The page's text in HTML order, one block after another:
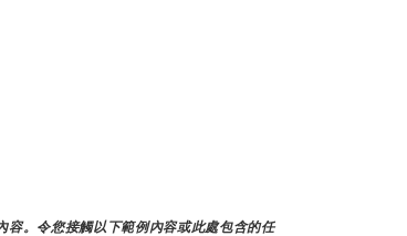
。令您接觸以下範例內容或此處包含的任